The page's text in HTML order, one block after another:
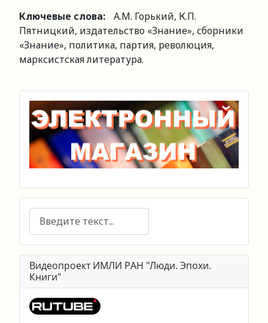
Ключевые слова:
А.М. Горький, К.П.
Пятницкий, издательство «Знание», сборники
«Знание», политика, партия, революция,
марксистская литература.
Поиск
Видеопроект ИМЛИ РАН "Люди. Эпохи.
Книги"